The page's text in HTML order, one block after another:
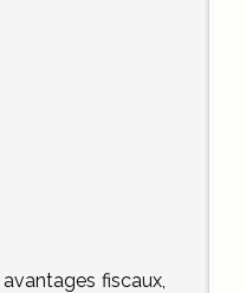
fiscaux,